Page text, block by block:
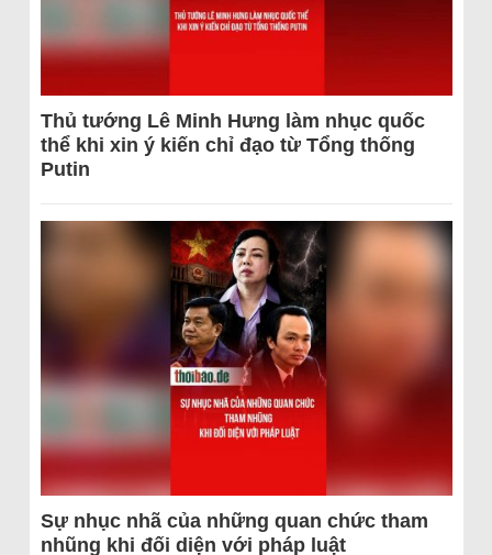
Thủ tướng Lê Minh Hưng làm nhục quốc
thể khi xin ý kiến chỉ đạo từ Tổng thống
Putin
Sự nhục nhã của những quan chức tham
nhũng khi đối diện với pháp luật